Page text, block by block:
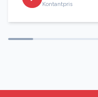
Kontantpris